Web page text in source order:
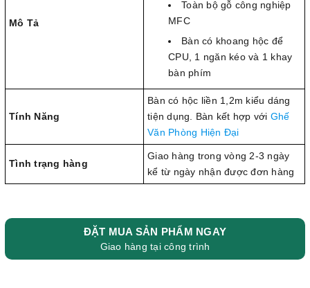
Mô Tả
Toàn bộ gỗ công nghiệp
MFC
Bàn có khoang hộc để
CPU, 1 ngăn kéo và 1 khay
bàn phím
Tính Năng
Bàn có hộc liền 1,2m kiểu dáng
tiện dụng. Bàn kết hợp với Ghế
Văn Phòng Hiện Đại
Tình trạng hàng
Giao hàng trong vòng 2-3 ngày
kể từ ngày nhận được đơn hàng
ĐẶT MUA SẢN PHẨM NGAY
Giao hàng tại công trình